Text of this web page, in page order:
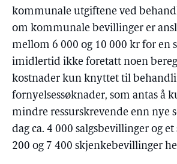
kommunale utgiftene ved
om kommunale bevillinger er
mellom 6 000 og 10 000 kr for en
imidlertid ikke foretatt noen
kostnader kun knyttet til
fornyelsessøknader, som antas å
mindre ressurskrevende enn nye
dag ca. 4 000 salgsbevillinger og
200 og 7 400 skjenkebevillinger